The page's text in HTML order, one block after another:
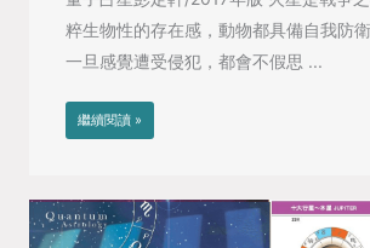
粹生物性的存在感，動物都具備自我防
一旦感覺遭受侵犯，都會不假思 ...
繼續閱讀 »